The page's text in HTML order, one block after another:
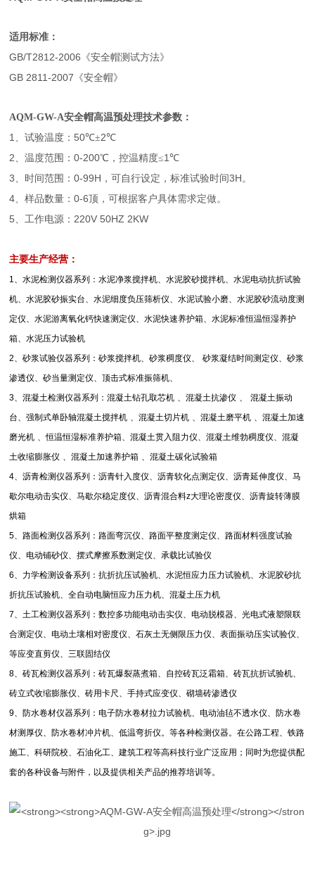
适用标准：
GB/T2812-2006 《安全帽测试方法》
GB 2811-2007 《安全帽》
AQM-GW-A安全帽高温预处理技术参数：
1、试验温度：50℃±2℃
2、温度范围：0-200℃，控温精度≤1℃
3、 时间范围：0-99H ，可自行设定，标准试验时间3H。
4、样品数量：0-6顶，可根据客户具体需求定做。
5、 工作电源：220V 50HZ 2KW
主要生产经营：
1、水泥检测仪器系列：水泥净浆搅拌机、水泥胶砂搅拌机、水泥电动抗折试验
机、水泥胶砂振实台、水泥细度负压筛析仪、水泥试验小磨、水泥胶砂流动度测
定仪、水泥游离氧化钙快速测定仪、水泥快速养护箱、水泥标准恒温恒湿养护
箱、水泥压力试验机
2、砂浆试验仪器系列：砂浆搅拌机、砂浆稠度仪、
砂浆凝结时间测定仪、砂浆
渗透仪、砂当量测定仪、顶击式标准振筛机、
3、混凝土检测仪器系列：混凝土钻孔取芯机 、混凝土抗渗仪 、
混凝土振动
台、强制式单卧轴混凝土搅拌机 、混凝土切片机 、混凝土磨平机 、混凝土加速
磨光机 、恒温恒湿标准养护箱、混凝土贯入阻力仪、混凝土维勃稠度仪、混凝
土收缩膨胀仪 、混凝土加速养护箱 、混凝土碳化试验箱
4、沥青检测仪器系列：沥青针入度仪、沥青软化点测定仪、沥青延伸度仪、马
歇尔电动击实仪、马歇尔稳定度仪、沥青混合料z大理论密度仪、沥青旋转薄膜
烘箱
5、路面检测仪器系列：路面弯沉仪、路面平整度测定仪、路面材料强度试验
仪、电动铺砂仪、摆式摩擦系数测定仪、承载比试验仪
6、力学检测设备系列：抗折抗压试验机、水泥恒应力压力试验机、水泥胶砂抗
折抗压试验机、全自动电脑恒应力压力机、混凝土压力机
7、土工检测仪器系列：数控多功能电动击实仪、电动脱模器、光电式液塑限联
合测定仪、电动土壤相对密度仪、石灰土无侧限压力仪、表面振动压实试验仪、
等应变直剪仪、三联固结仪
8、砖瓦检测仪器系列：砖瓦爆裂蒸煮箱、自控砖瓦泛霜箱、砖瓦抗折试验机、
砖立式收缩膨胀仪、砖用卡尺、手持式应变仪、砌墙砖渗透仪
9、防水卷材仪器系列：电子防水卷材拉力试验机、电动油毡不透水仪、防水卷
材测厚仪、防水卷材冲片机、低温弯折仪。等各种检测仪器。在公路工程、铁路
施工、科研院校、石油化工、建筑工程等高科技行业广泛应用；同时为您提供配
套的各种设备与附件，以及提供相关产品的推荐培训等。